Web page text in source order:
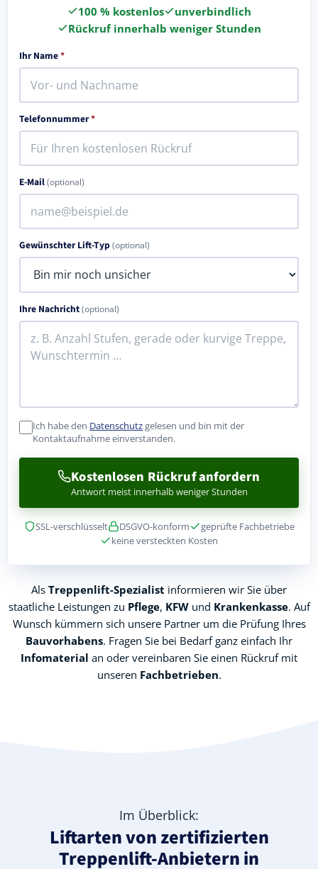
100 % kostenlos
unverbindlich
Rückruf innerhalb weniger Stunden
Ihr Name*
Telefonnummer*
E-Mail(optional)
Gewünschter Lift-Typ(optional)
Ihre Nachricht(optional)
Ich habe den Datenschutzgelesen und bin mit der
Kontaktaufnahme einverstanden.
Kostenlosen Rückruf anfordern
Antwort meist innerhalb weniger Stunden
SSL-verschlüsselt DSGVO-konform
geprüfte Fachbetriebe
keine versteckten Kosten
Als Treppenlift-Spezialist informieren wir Sie über
staatliche Leistungen zu Pflege, KFWund Krankenkasse. Auf
Wunsch kümmern sich unsere Partner um die Prüfung Ihres
Bauvorhabens. Fragen Sie bei Bedarf ganz einfach Ihr
Infomaterial an oder vereinbaren Sie einen Rückruf mit
unseren Fachbetrieben.
Im Überblick:
Liftarten von zertifizierten
Treppenlift-Anbietern in